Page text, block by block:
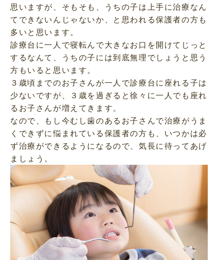
思いますが、そもそも、うちの子は上手に治療なん
てできないんじゃないか、と思われる保護者の方も
多いと思います。
診療台に一人で寝転んで大きなお口を開けてじっと
するなんて、うちの子には到底無理でしょうと思う
方もいると思います。
３歳頃までのお子さんが一人で診療台に座れる子は
少ないですが、３歳を過ぎると徐々に一人でも座れ
るお子さんが増えてきます。
なので、もし今むし歯のあるお子さんで治療がうま
くできずに悩まれている保護者の方も、いつかは必
ず治療ができるようになるので、気長に待ってあげ
ましょう。